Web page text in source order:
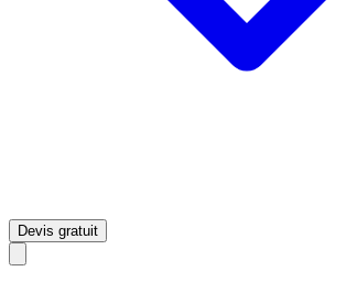
Devis gratuit